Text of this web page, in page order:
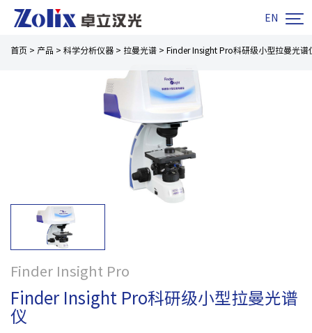
EN 
首页 > 产品 > 科学分析仪器 > 拉曼光谱 > Finder Insight Pro科研级小型拉曼光谱
Finder Insight Pro
Finder Insight Pro科研级小型拉曼光谱
仪